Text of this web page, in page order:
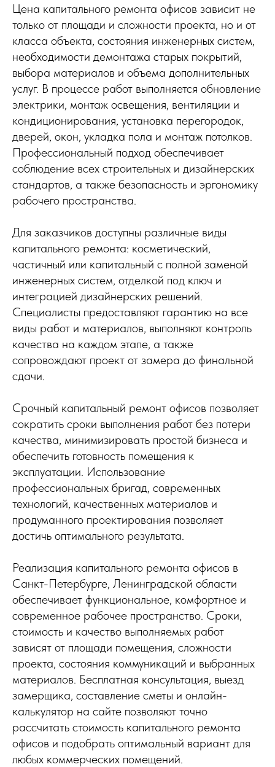
Цена капитального ремонта офисов зависит не
только от площади и сложности проекта, но и от
класса объекта, состояния инженерных систем,
необходимости демонтажа старых покрытий,
выбора материалов и объема дополнительных
услуг. В процессе работ выполняется обновление
электрики, монтаж освещения, вентиляции и
кондиционирования, установка перегородок,
дверей, окон, укладка пола и монтаж потолков.
Профессиональный подход обеспечивает
соблюдение всех строительных и дизайнерских
стандартов, а также безопасность и эргономику
рабочего пространства.
Для заказчиков доступны различные виды
капитального ремонта: косметический,
частичный или капитальный с полной заменой
инженерных систем, отделкой под ключ и
интеграцией дизайнерских решений.
Специалисты предоставляют гарантию на все
виды работ и материалов, выполняют контроль
качества на каждом этапе, а также
сопровождают проект от замера до финальной
сдачи.
Срочный капитальный ремонт офисов позволяет
сократить сроки выполнения работ без потери
качества, минимизировать простой бизнеса и
обеспечить готовность помещения к
эксплуатации. Использование
профессиональных бригад, современных
технологий, качественных материалов и
продуманного проектирования позволяет
достичь оптимального результата.
Реализация капитального ремонта офисов в
Санкт-Петербурге, Ленинградской области
обеспечивает функциональное, комфортное и
современное рабочее пространство. Сроки,
стоимость и качество выполняемых работ
зависят от площади помещения, сложности
проекта, состояния коммуникаций и выбранных
материалов. Бесплатная консультация, выезд
замерщика, составление сметы и онлайн-
калькулятор на сайте позволяют точно
рассчитать стоимость капитального ремонта
офисов и подобрать оптимальный вариант для
любых коммерческих помещений.